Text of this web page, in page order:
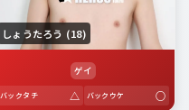
しょうたろう (18)
ゲイ
バックタチ △ バックウケ ○